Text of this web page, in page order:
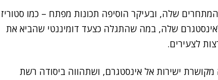
שלה, ובעיקר הוסיפה תכונות מפתח – כמו סטוריז
שלה, במה שהתגלה כצעד דומיננטי שהביא את
לצעירים.
ישירות אל אינסטגרם, ושתהווה ביסודה רשת